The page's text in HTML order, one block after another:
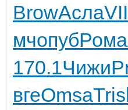
BrowАсла
мчопубРома
170.1Чижи
вгеOmsaTris